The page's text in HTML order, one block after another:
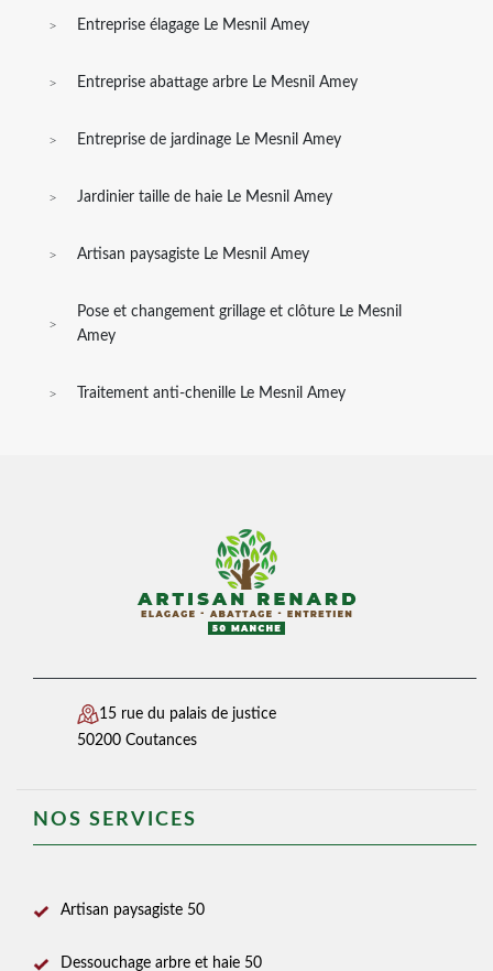
Entreprise élagage Le Mesnil Amey
Entreprise abattage arbre Le Mesnil Amey
Entreprise de jardinage Le Mesnil Amey
Jardinier taille de haie Le Mesnil Amey
Artisan paysagiste Le Mesnil Amey
Pose et changement grillage et clôture Le Mesnil
Amey
Traitement anti-chenille Le Mesnil Amey
15 rue du palais de justice
50200 Coutances
NOS SERVICES
Artisan paysagiste 50
Dessouchage arbre et haie 50